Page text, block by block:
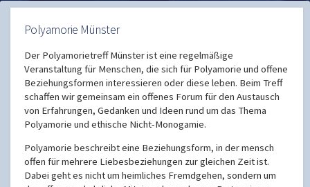
Polyamorie Münster
Der Polyamorietreff Münster ist eine regelmäßige
Veranstaltung für Menschen, die sich für Polyamorie und offene
Beziehungsformen interessieren oder diese leben. Beim Treff
schaffen wir gemeinsam ein offenes Forum für den Austausch
von Erfahrungen, Gedanken und Ideen rund um das Thema
Polyamorie und ethische Nicht-Monogamie.
Polyamorie beschreibt eine Beziehungsform, in der mensch
offen für mehrere Liebesbeziehungen zur gleichen Zeit ist.
Dabei geht es nicht um heimliches Fremdgehen, sondern um